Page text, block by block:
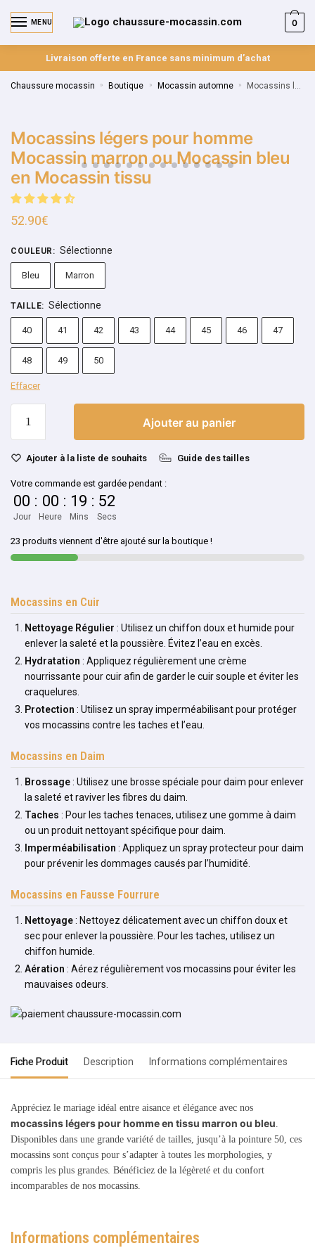
MENU 0
Livraison offerte en France sans minimum d’achat
Chaussure mocassin » Boutique » Mocassin automne » Mocassins légers pour homme Mocassin marron ou Mocassin bleu en Mocassin tissu
Mocassins légers pour homme
Mocassin marron ou Mocassin bleu
en Mocassin tissu
52.90€
COULEUR : Sélectionne
Bleu Marron
TAILLE: Sélectionne
40 41 42 43 44 45 46 47
48 49 50
Effacer
Ajouter au panier
Ajouter à la liste de souhaits Guide des tailles
Votre commande est gardée pendant :
00
Jour
: 00
Heure
: 19
Mins
: 52
Secs
23 produits viennent d'être ajouté sur la boutique !
Mocassins en Cuir
Nettoyage Régulier : Utilisez un chiffon doux et humide pour
enlever la saleté et la poussière. Évitez l’eau en excès.
Hydratation : Appliquez régulièrement une crème
nourrissante pour cuir afin de garder le cuir souple et éviter les
craquelures.
Protection : Utilisez un spray imperméabilisant pour protéger
vos mocassins contre les taches et l’eau.
Mocassins en Daim
Brossage: Utilisez une brosse spéciale pour daim pour enlever
la saleté et raviver les fibres du daim.
Taches : Pour les taches tenaces, utilisez une gomme à daim
ou un produit nettoyant spécifique pour daim.
Imperméabilisation : Appliquez un spray protecteur pour daim
pour prévenir les dommages causés par l’humidité.
Mocassins en Fausse Fourrure
Nettoyage: Nettoyez délicatement avec un chiffon doux et
sec pour enlever la poussière. Pour les taches, utilisez un
chiffon humide.
Aération : Aérez régulièrement vos mocassins pour éviter les
mauvaises odeurs.
Fiche Produit Description Informations complémentaires
Appréciez le mariage idéal entre aisance et élégance avec nos
mocassins légers pour homme en tissu marron ou bleu
Disponibles dans une grande variété de tailles, jusqu’à la pointure 50, ces
mocassins sont conçus pour s’adapter à toutes les morphologies, y
compris les plus grandes. Bénéficiez de la légèreté et du confort
incomparables de nos mocassins.
Informations complémentaires